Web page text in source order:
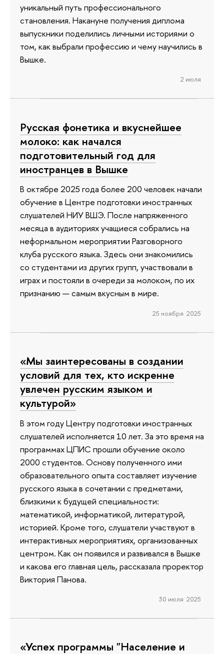
уникальный путь профессионального
становления. Накануне получения диплома
выпускники поделились личными историями о
том, как выбрали профессию и чему научились в
Вышке.
2 июля
Русская фонетика и вкуснейшее
молоко: как начался
подготовительный год для
иностранцев в Вышке
В октябре 2025 года более 200 человек начали
обучение в Центре подготовки иностранных
слушателей НИУ ВШЭ. После напряженного
месяца в аудиториях учащиеся собрались на
неформальном мероприятии Разговорного
клуба русского языка. Здесь они знакомились
со студентами из других групп, участвовали в
играх и постояли в очереди за молоком, по их
признанию — самым вкусным в мире.
25 ноября 2025
«Мы заинтересованы в создании
условий для тех, кто искренне
увлечен русским языком и
культурой»
В этом году Центру подготовки иностранных
слушателей исполняется 10 лет. За это время на
программах ЦПИС прошли обучение около
2000 студентов. Основу полученного ими
образовательного опыта составляет изучение
русского языка в сочетании с предметами,
близкими к будущей специальности:
математикой, информатикой, литературой,
историей. Кроме того, слушатели участвуют в
интерактивных мероприятиях, организованных
центром. Как он появился и развивался в Вышке
и какова его главная цель, рассказала проректор
Виктория Панова.
30 июля 2025
«Успех программы "Население и